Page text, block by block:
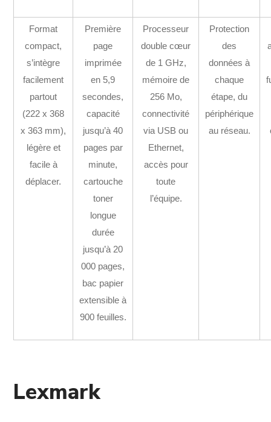
Format
compact,
s’intègre
facilement
partout
(222 x 368
x 363 mm),
légère et
facile à
déplacer.
Première
page
imprimée
en 5,9
secondes,
capacité
jusqu’à 40
pages par
minute,
cartouche
toner
longue
durée
jusqu’à 20
000 pages,
bac papier
extensible à
900 feuilles.
Processeur
double cœur
de 1 GHz,
mémoire de
256 Mo,
connectivité
via USB ou
Ethernet,
accès pour
toute
l’équipe.
Protection
des
données à
chaque
étape, du
périphérique
au réseau.
Lexmark